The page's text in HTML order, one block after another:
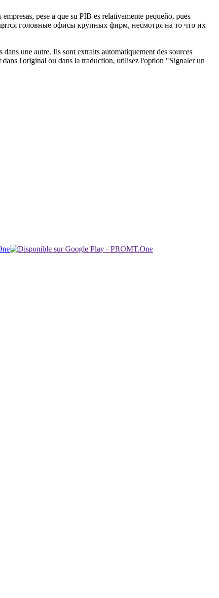
pese a que su PIB es relativamente pequeño, pues
головные офисы крупных фирм, несмотря на то что их
une autre. Ils sont extraits automatiquement des sources
dans l'original ou dans la traduction, utilisez l'option "Signaler un